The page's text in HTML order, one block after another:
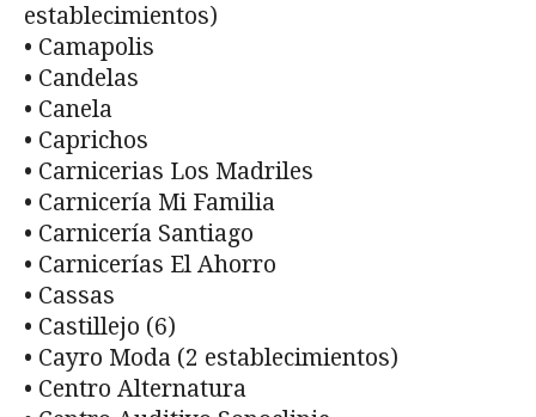
establecimientos)
• Camapolis
• Candelas
• Canela
• Caprichos
• Carnicerias Los Madriles
• Carnicería Mi Familia
• Carnicería Santiago
• Carnicerías El Ahorro
• Cassas
• Castillejo (6)
• Cayro Moda (2 establecimientos)
• Centro Alternatura